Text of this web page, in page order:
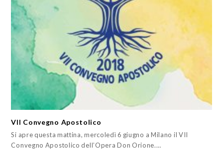
VII Convegno Apostolico
Si apre questa mattina, mercoledì 6 giugno a Milano il VII
Convegno Apostolico dell’Opera Don Orione.…